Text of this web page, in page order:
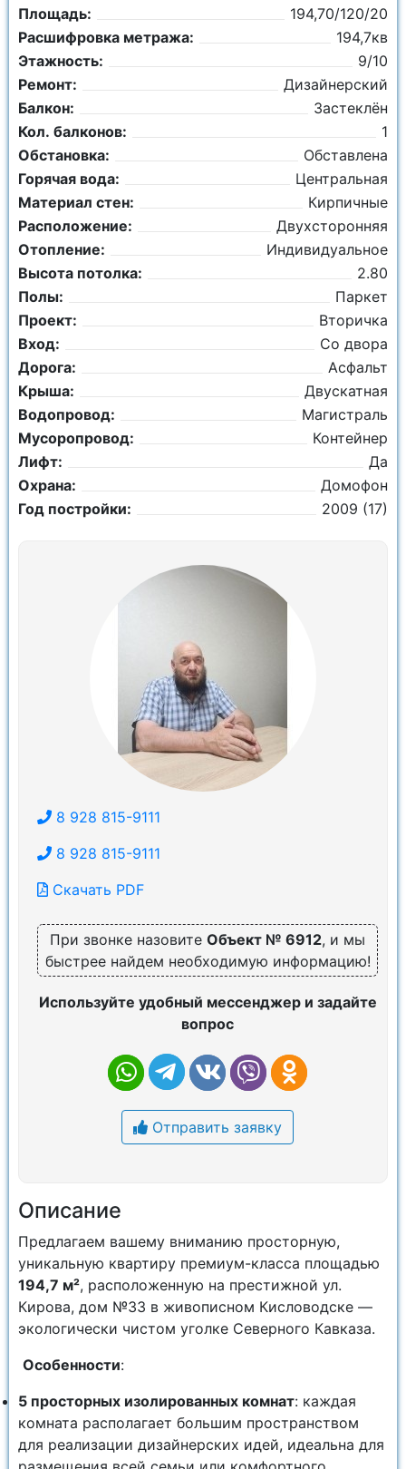
Площадь:
194,70/120/20
Расшифровка метража:
194,7кв
Этажность:
9/10
Ремонт:
Дизайнерский
Балкон:
Застеклён
Кол. балконов:
1
Обстановка:
Обставлена
Горячая вода:
Центральная
Материал стен:
Кирпичные
Расположение:
Двухсторонняя
Отопление:
Индивидуальное
Высота потолка:
2.80
Полы:
Паркет
Проект:
Вторичка
Вход:
Со двора
Дорога:
Асфальт
Крыша:
Двускатная
Водопровод:
Магистраль
Мусоропровод:
Контейнер
Лифт:
Да
Охрана:
Домофон
Год постройки:
2009 (17)
8 928 815-9111
8 928 815-9111
Скачать PDF
При звонке назовите Объект № 6912, и мы
быстрее найдем необходимую информацию!
Используйте удобный мессенджер и задайте
вопрос
Отправить заявку
Описание
Предлагаем вашему вниманию просторную,
уникальную квартиру премиум-класса площадью
194,7 м², расположенную на престижной ул.
Кирова, дом №33 в живописном Кисловодске —
экологически чистом уголке Северного Кавказа.
Особенности:
5 просторных изолированных комнат: каждая
комната располагает большим пространством
для реализации дизайнерских идей, идеальна для